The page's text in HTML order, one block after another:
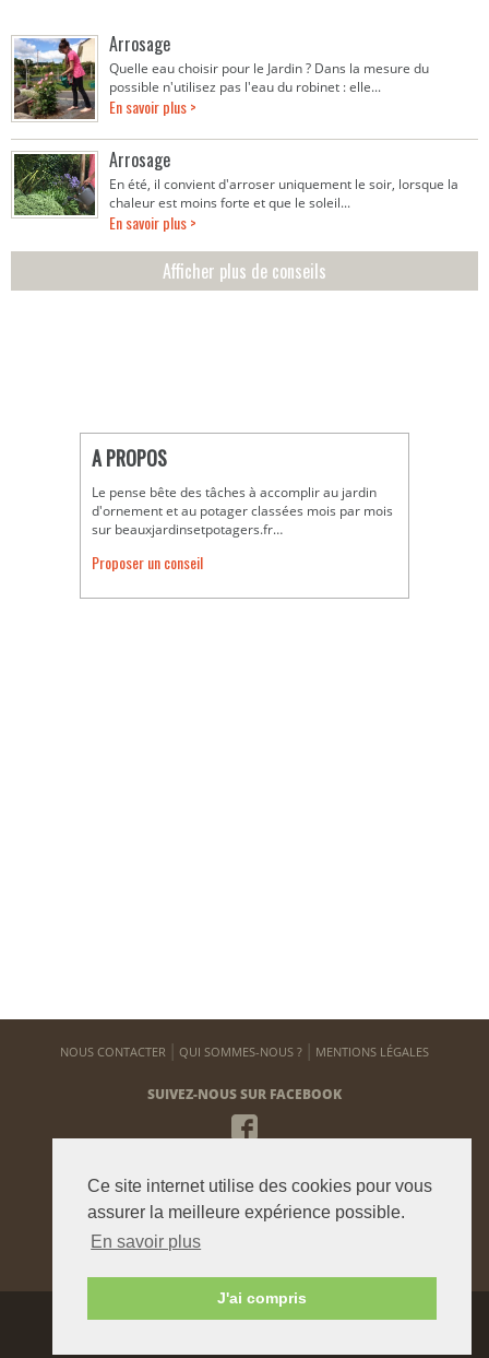
Ce site internet utilise des cookies pour vous
assurer la meilleure expérience possible.
En savoir plus
J'ai compris
Arrosage
Quelle eau choisir pour le Jardin ? Dans la mesure du
possible n'utilisez pas l'eau du robinet : elle...
En savoir plus >
Arrosage
En été, il convient d'arroser uniquement le soir, lorsque la
chaleur est moins forte et que le soleil...
En savoir plus >
Afficher plus de conseils
A PROPOS
Le pense bête des tâches à accomplir au jardin
d'ornement et au potager classées mois par mois
sur beauxjardinsetpotagers.fr…
Proposer un conseil
NOUS CONTACTER QUI SOMMES-NOUS ? MENTIONS LÉGALES
SUIVEZ-NOUS SUR FACEBOOK
NEWSLETTER
Pour vous tenir informé de notre actualité
Agence graphique:Westango